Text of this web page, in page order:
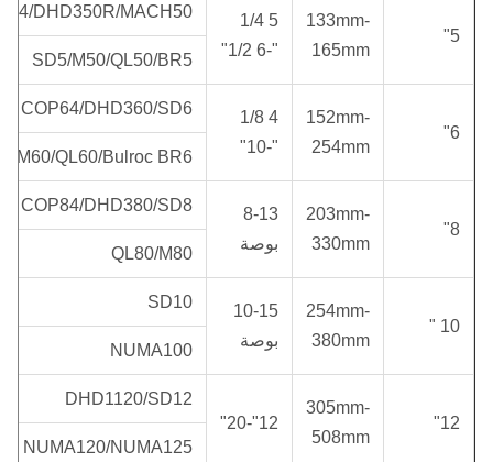
5"
133mm-
165mm
5 1/4
"-6 1/2"
DHD350R/MACH50
SD5/M50/QL50/BR5
6"
152mm-
254mm
4 1/8
"-10"
COP64/DHD360/SD6
M60/QL60/Bulroc BR6
8"
203mm-
330mm
8-13
بوصة
COP84/DHD380/SD8
QL80/M80
10 "
254mm-
380mm
10-15
بوصة
SD10
NUMA100
12"
305mm-
508mm
12"-20"
DHD1120/SD12
NUMA120/NUMA125